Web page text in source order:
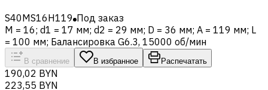
S40MS16H119 Под заказ
M = 16; d1 = 17 мм; d2 = 29 мм; D = 36 мм; A = 119 мм; L
= 100 мм; Балансировка G6.3, 15000 об/мин
В сравнение В избранное Распечатать
190,02 BYN
223,55 BYN